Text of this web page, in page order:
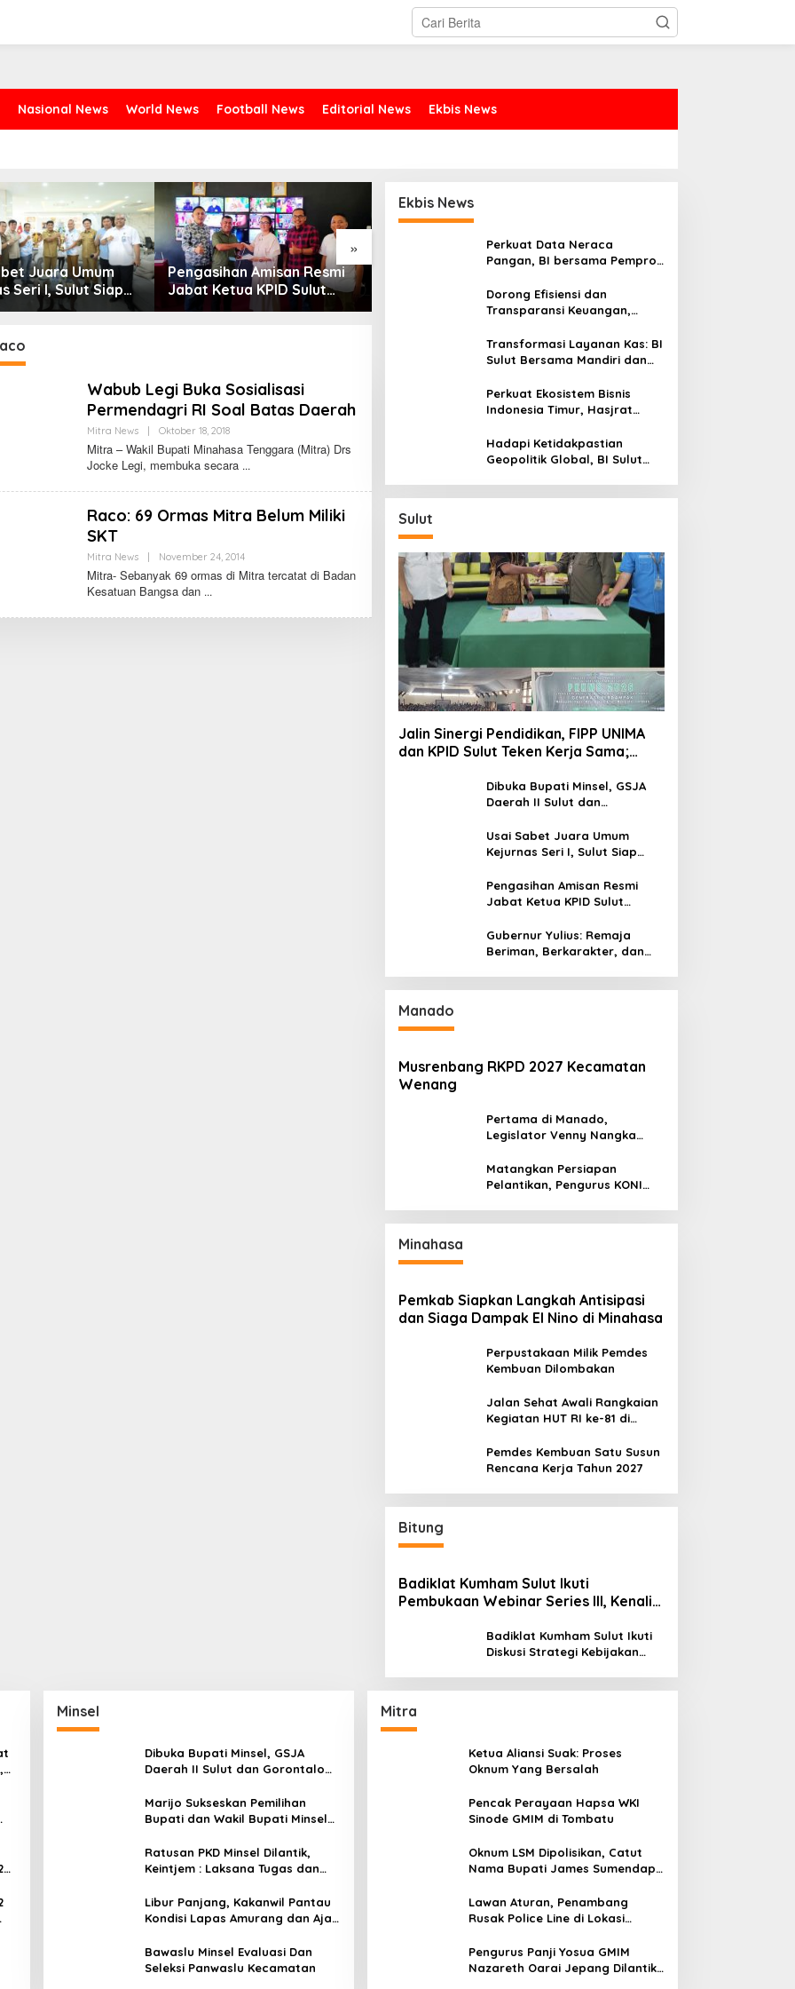
Nasional News World News Football News Editorial News Ekbis News
»
Juara Umum
Seri I, Sulut Siap
Pacuan
Pengasihan Amisan Resmi
Jabat Ketua KPID Sulut
Gantikan Truly Kerap
Gubernur Yulius: Remaja
Beriman, Berkarakter, dan
Berkarya Adalah Kekuatan
Jalin Sinergi Pendidikan,
FIPP UNIMA dan KPID Sulut
Teken Kerja Sama;
Serap Materi Literasi
Penyiaran
Wabub Legi Buka Sosialisasi
Permendagri RI Soal Batas Daerah
Mitra News | Oktober 18, 2018O
E
H
E
N
D
L
A
Mitra – Wakil Bupati Minahasa Tenggara (Mitra) Drs
Jocke Legi, membuka secara
Raco: 69 Ormas Mitra Belum Miliki
SKT
Mitra News | November 24, 2014O
L
E
Mitra- Sebanyak 69 ormas di Mitra tercatat di Badan
Kesatuan Bangsa dan
Ekbis News
Perkuat Data Neraca
Pangan, BI bersama Pemprov
dan Kendalikan Inflasi
Dorong Efisiensi dan
Transparansi Keuangan,
Digitalisasi Transaksi
Bersama BI Sulut
Transformasi Layanan Kas: BI
Sulut Bersama Mandiri dan
Kas Mitra Utama, Jangkau
Wilayah Kepulauan
Perkuat Ekosistem Bisnis
Indonesia Timur, Hasjrat
Generasi ke-9 di Manado
Hadapi Ketidakpastian
Geopolitik Global, BI Sulut
Sulut
Jalin Sinergi Pendidikan, FIPP UNIMA
dan KPID Sulut Teken Kerja Sama;
Literasi PenyiaranDibuka Bupati Minsel, GSJA
Daerah II Sulut dan
Rakerda di Amurang
Usai Sabet Juara Umum
Kejurnas Seri I, Sulut Siap
Seri II Piala Presiden di
Tompaso
Pengasihan Amisan Resmi
Jabat Ketua KPID Sulut
Gubernur Yulius: Remaja
Beriman, Berkarakter, dan
Manado
Musrenbang RKPD 2027 Kecamatan
Wenang
Pertama di Manado,
Legislator Venny Nangka
Titiwungen Utara
Matangkan Persiapan
Pelantikan, Pengurus KONI
Minahasa
Pemkab Siapkan Langkah Antisipasi
dan Siaga Dampak El Nino di Minahasa
Perpustakaan Milik Pemdes
Kembuan Dilombakan
Jalan Sehat Awali Rangkaian
Kegiatan HUT RI ke-81 di
Pemdes Kembuan Satu Susun
Rencana Kerja Tahun 2027
Bitung
Badiklat Kumham Sulut Ikuti
Pembukaan Webinar Series III, Kenali
Badiklat Kumham Sulut Ikuti
Diskusi Strategi Kebijakan
Minsel
Dibuka Bupati Minsel, GSJA
Daerah II Sulut dan Gorontalo
Amurang
Marijo Sukseskan Pemilihan
Bupati dan Wakil Bupati Minsel
Ratusan PKD Minsel Dilantik,
Keintjem : Laksana Tugas dan
Libur Panjang, Kakanwil Pantau
Kondisi Lapas Amurang dan Ajak
Bawaslu Minsel Evaluasi Dan
Seleksi Panwaslu Kecamatan
Mitra
Ketua Aliansi Suak: Proses
Oknum Yang Bersalah
Pencak Perayaan Hapsa WKI
Sinode GMIM di Tombatu
Oknum LSM Dipolisikan, Catut
Nama Bupati James Sumendap
Lawan Aturan, Penambang
Rusak Police Line di Lokasi
Mereka!!
Pengurus Panji Yosua GMIM
Nazareth Oarai Jepang Dilantik.